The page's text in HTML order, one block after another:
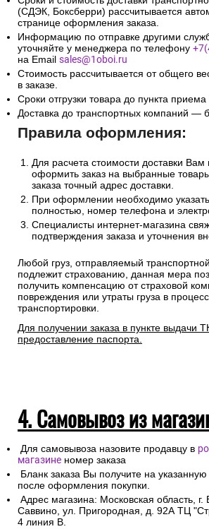
(СДЭК, Боксберри) рассчитывается
странице оформления заказа.
Информацию по отправке другими
уточняйте у менеджера по телефону
на Email sales@1oboi.ru
Стоимость рассчитывается от общего
в заказе.
Сроки отгрузки товара до пункта
Доставка до транспортных компаний —
Правила оформления:
Для расчета стоимости доставки
оформить заказ на выбранные
заказа точный адрес доставки.
При оформлении необходимо
полностью, номер телефона и
Специалисты интернет-магазина
подтверждения заказа и уточнения
Любой груз, отправляемый
подлежит страхованию, данная мера
получить компенсацию от страховой
повреждения или утраты груза в
транспортировки.
Для получении заказа в пункте выдачи
предоставление паспорта.
4. Самовывоз из
Для самовывоза назовите продавцу в
магазине номер заказа
Бланк заказа Вы получите на
после оформления покупки.
Адрес магазина: Московская область,
Саввино, ул. Пригородная, д. 92А ТЦ
4 линия В.